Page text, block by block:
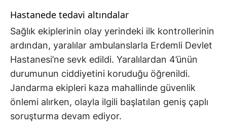
Hastanede tedavi altındalar
Sağlık ekiplerinin olay yerindeki ilk kontrollerinin
ardından, yaralılar ambulanslarla Erdemli Devlet
Hastanesi’ne sevk edildi. Yaralılardan 4’ünün
durumunun ciddiyetini koruduğu öğrenildi.
Jandarma ekipleri kaza mahallinde güvenlik
önlemi alırken, olayla ilgili başlatılan geniş çaplı
soruşturma devam ediyor.